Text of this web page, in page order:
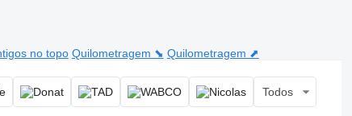
no topo Quilometragem ⬊ Quilometragem ⬈
Todos